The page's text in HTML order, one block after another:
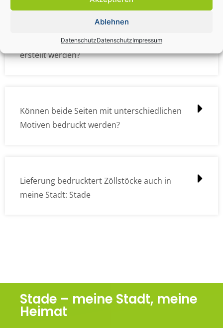
Ablehnen
DatenschutzDatenschutzImpressum
Wie müssen die Druckdateien angelegt /
erstellt werden?
Können beide Seiten mit unterschiedlichen
Motiven bedruckt werden?
Lieferung bedrucktert Zöllstöcke auch in
meine Stadt: Stade
Stade – meine Stadt, meine
Heimat